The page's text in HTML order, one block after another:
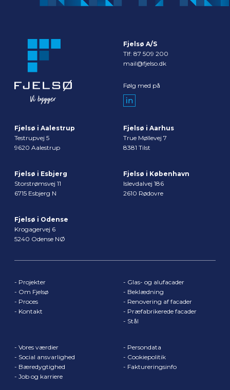
Fjelsø A/S
Tlf: 87 509 200
mail@fjelso.dk
Følg med på
Fjelsø i Aalestrup
Testrupvej 5
9620 Aalestrup
Fjelsø i Aarhus
True Møllevej 7
8381 Tilst
Fjelsø i Esbjerg
Storstrømsvej 11
6715 Esbjerg N
Fjelsø i København
Islevdalvej 186
2610 Rødovre
Fjelsø i Odense
Krogagervej 6
5240 Odense NØ
- Projekter
- Om Fjelsø
- Proces
- Kontakt
- Glas- og alufacader
- Beklædning
- Renovering af facader
- Præfabrikerede facader
- Stål
- Vores værdier
- Social ansvarlighed
- Bæredygtighed
- Job og karriere
- Persondata
- Cookiepolitik
- Faktureringsinfo